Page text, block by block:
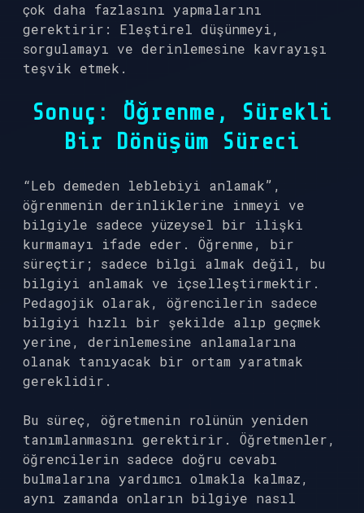
çok daha fazlasını yapmalarını
gerektirir: Eleştirel düşünmeyi,
sorgulamayı ve derinlemesine kavrayışı
teşvik etmek.
Sonuç: Öğrenme, Sürekli
Bir Dönüşüm Süreci
“Leb demeden leblebiyi anlamak”,
öğrenmenin derinliklerine inmeyi ve
bilgiyle sadece yüzeysel bir ilişki
kurmamayı ifade eder. Öğrenme, bir
süreçtir; sadece bilgi almak değil, bu
bilgiyi anlamak ve içselleştirmektir.
Pedagojik olarak, öğrencilerin sadece
bilgiyi hızlı bir şekilde alıp geçmek
yerine, derinlemesine anlamalarına
olanak tanıyacak bir ortam yaratmak
gereklidir.
Bu süreç, öğretmenin rolünün yeniden
tanımlanmasını gerektirir. Öğretmenler,
öğrencilerin sadece doğru cevabı
bulmalarına yardımcı olmakla kalmaz,
aynı zamanda onların bilgiye nasıl